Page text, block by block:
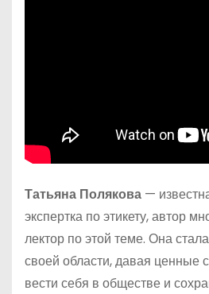
Татьяна Полякова —
экспертка по этикету, автор
лектор по этой теме. Она
своей области, давая ценные
вести себя в обществе и